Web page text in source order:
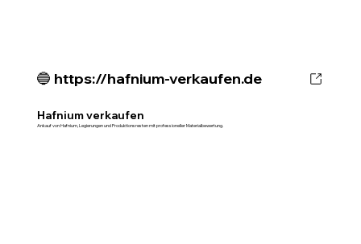
🔵 https://hafnium-verkaufen.de
Hafnium verkaufen
Ankauf von Hafnium, Legierungen und Produktionsresten mit professioneller Materialbewertung.